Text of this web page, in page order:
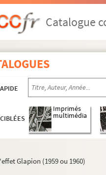
Catalogue
Imprimés
multimédia
Glapion (1959 ou 1960)
taureaux (1952)
mégère apprivoisée (1952)
des ténébreux (1952)
de la chauve-souris (1953)
crime parfait (1953)
plomb pour ces demoiselles (1953)
naturels du bordelais (1953)
puce à l'oreille (1954)